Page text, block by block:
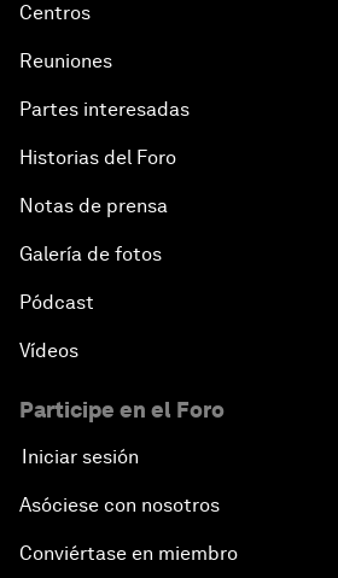
Centros
Reuniones
Partes interesadas
Historias del Foro
Notas de prensa
Galería de fotos
Pódcast
Vídeos
Participe en el Foro
Iniciar sesión
Asóciese con nosotros
Conviértase en miembro